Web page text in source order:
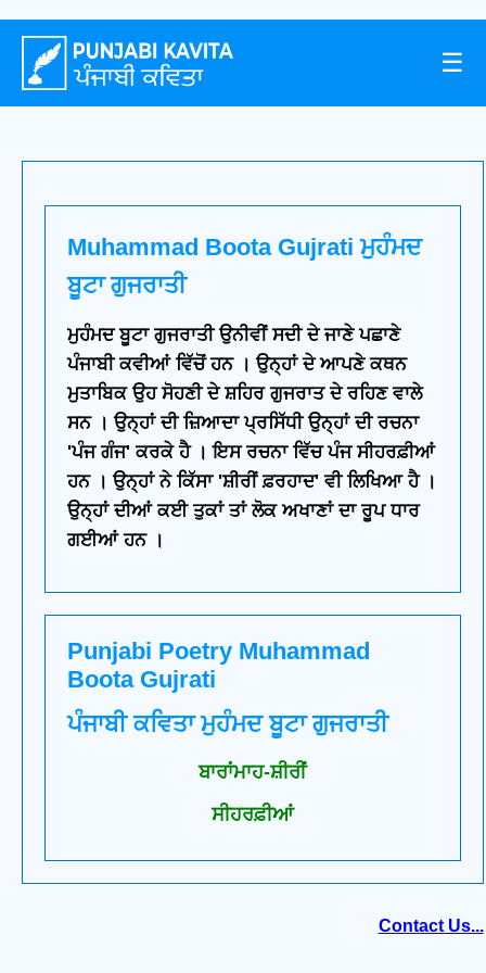
☰
Muhammad Boota Gujrati ਮੁਹੰਮਦ
ਬੂਟਾ ਗੁਜਰਾਤੀ
ਮੁਹੰਮਦ ਬੂਟਾ ਗੁਜਰਾਤੀ ਉਨੀਵੀਂ ਸਦੀ ਦੇ ਜਾਣੇ ਪਛਾਣੇ
ਪੰਜਾਬੀ ਕਵੀਆਂ ਵਿੱਚੋਂ ਹਨ । ਉਨ੍ਹਾਂ ਦੇ ਆਪਣੇ ਕਥਨ
ਮੁਤਾਬਿਕ ਉਹ ਸੋਹਣੀ ਦੇ ਸ਼ਹਿਰ ਗੁਜਰਾਤ ਦੇ ਰਹਿਣ ਵਾਲੇ
ਸਨ । ਉਨ੍ਹਾਂ ਦੀ ਜ਼ਿਆਦਾ ਪ੍ਰਸਿੱਧੀ ਉਨ੍ਹਾਂ ਦੀ ਰਚਨਾ
'ਪੰਜ ਗੰਜ' ਕਰਕੇ ਹੈ । ਇਸ ਰਚਨਾ ਵਿੱਚ ਪੰਜ ਸੀਹਰਫ਼ੀਆਂ
ਹਨ । ਉਨ੍ਹਾਂ ਨੇ ਕਿੱਸਾ 'ਸ਼ੀਰੀਂ ਫ਼ਰਹਾਦ' ਵੀ ਲਿਖਿਆ ਹੈ ।
ਉਨ੍ਹਾਂ ਦੀਆਂ ਕਈ ਤੁਕਾਂ ਤਾਂ ਲੋਕ ਅਖਾਣਾਂ ਦਾ ਰੂਪ ਧਾਰ
ਗਈਆਂ ਹਨ ।
Punjabi Poetry Muhammad
Boota Gujrati
ਪੰਜਾਬੀ ਕਵਿਤਾ ਮੁਹੰਮਦ ਬੂਟਾ ਗੁਜਰਾਤੀ
ਬਾਰਾਂਮਾਹ-ਸ਼ੀਰੀਂ
ਸੀਹਰਫ਼ੀਆਂ
Contact Us...